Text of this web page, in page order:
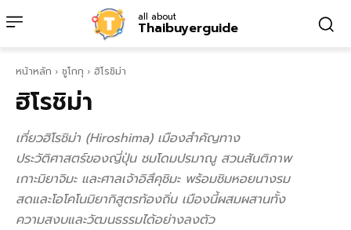
all about
Thaibuyerguide
หน้าหลัก ชูโกกุ ฮิโรชิม่า
ฮิโรชิม่า
เที่ยวฮิโรชิม่า (Hiroshima) เมืองสำคัญทาง
ประวัติศาสตร์ของญี่ปุ่น ชมโดมปรมาณู สวนสันติภาพ
เกาะมิยาจิมะ และศาลเจ้าอิสึคุชิมะ พร้อมชิมหอยนางรม
สดและโอโคโนมิยากิสูตรท้องถิ่น เมืองนี้ผสมผสานทั้ง
ความสงบและวัฒนธรรมได้อย่างลงตัว